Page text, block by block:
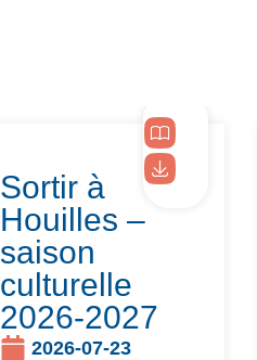
2026-07-23
Sortir à
Houilles –
saison
culturelle
2026-2027